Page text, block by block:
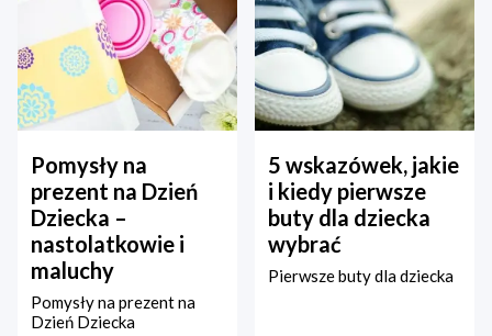
Pomysły na
prezent na Dzień
Dziecka –
nastolatkowie i
maluchy
Pomysły na prezent na
Dzień Dziecka
5 wskazówek, jakie
i kiedy pierwsze
buty dla dziecka
wybrać
Pierwsze buty dla dziecka